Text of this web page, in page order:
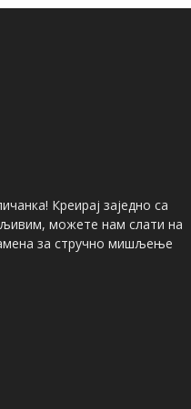
Креирај заједно са
можете нам слати на
за стручно мишљење